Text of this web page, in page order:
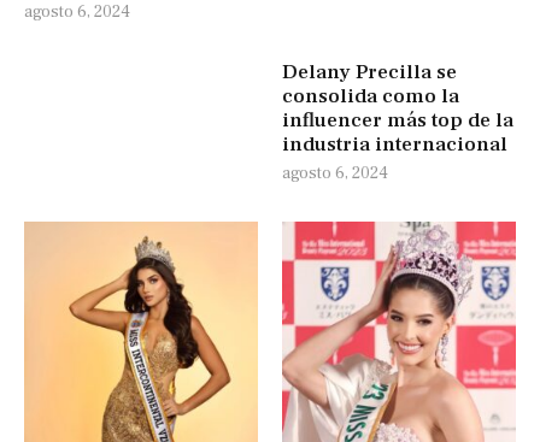
agosto 6, 2024
Delany Precilla se
consolida como la
influencer más top de la
industria internacional
agosto 6, 2024